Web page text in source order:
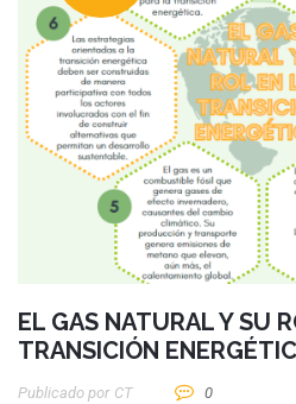
EL GAS NATURAL Y SU
TRANSICIÓN
Publicado por CT 0